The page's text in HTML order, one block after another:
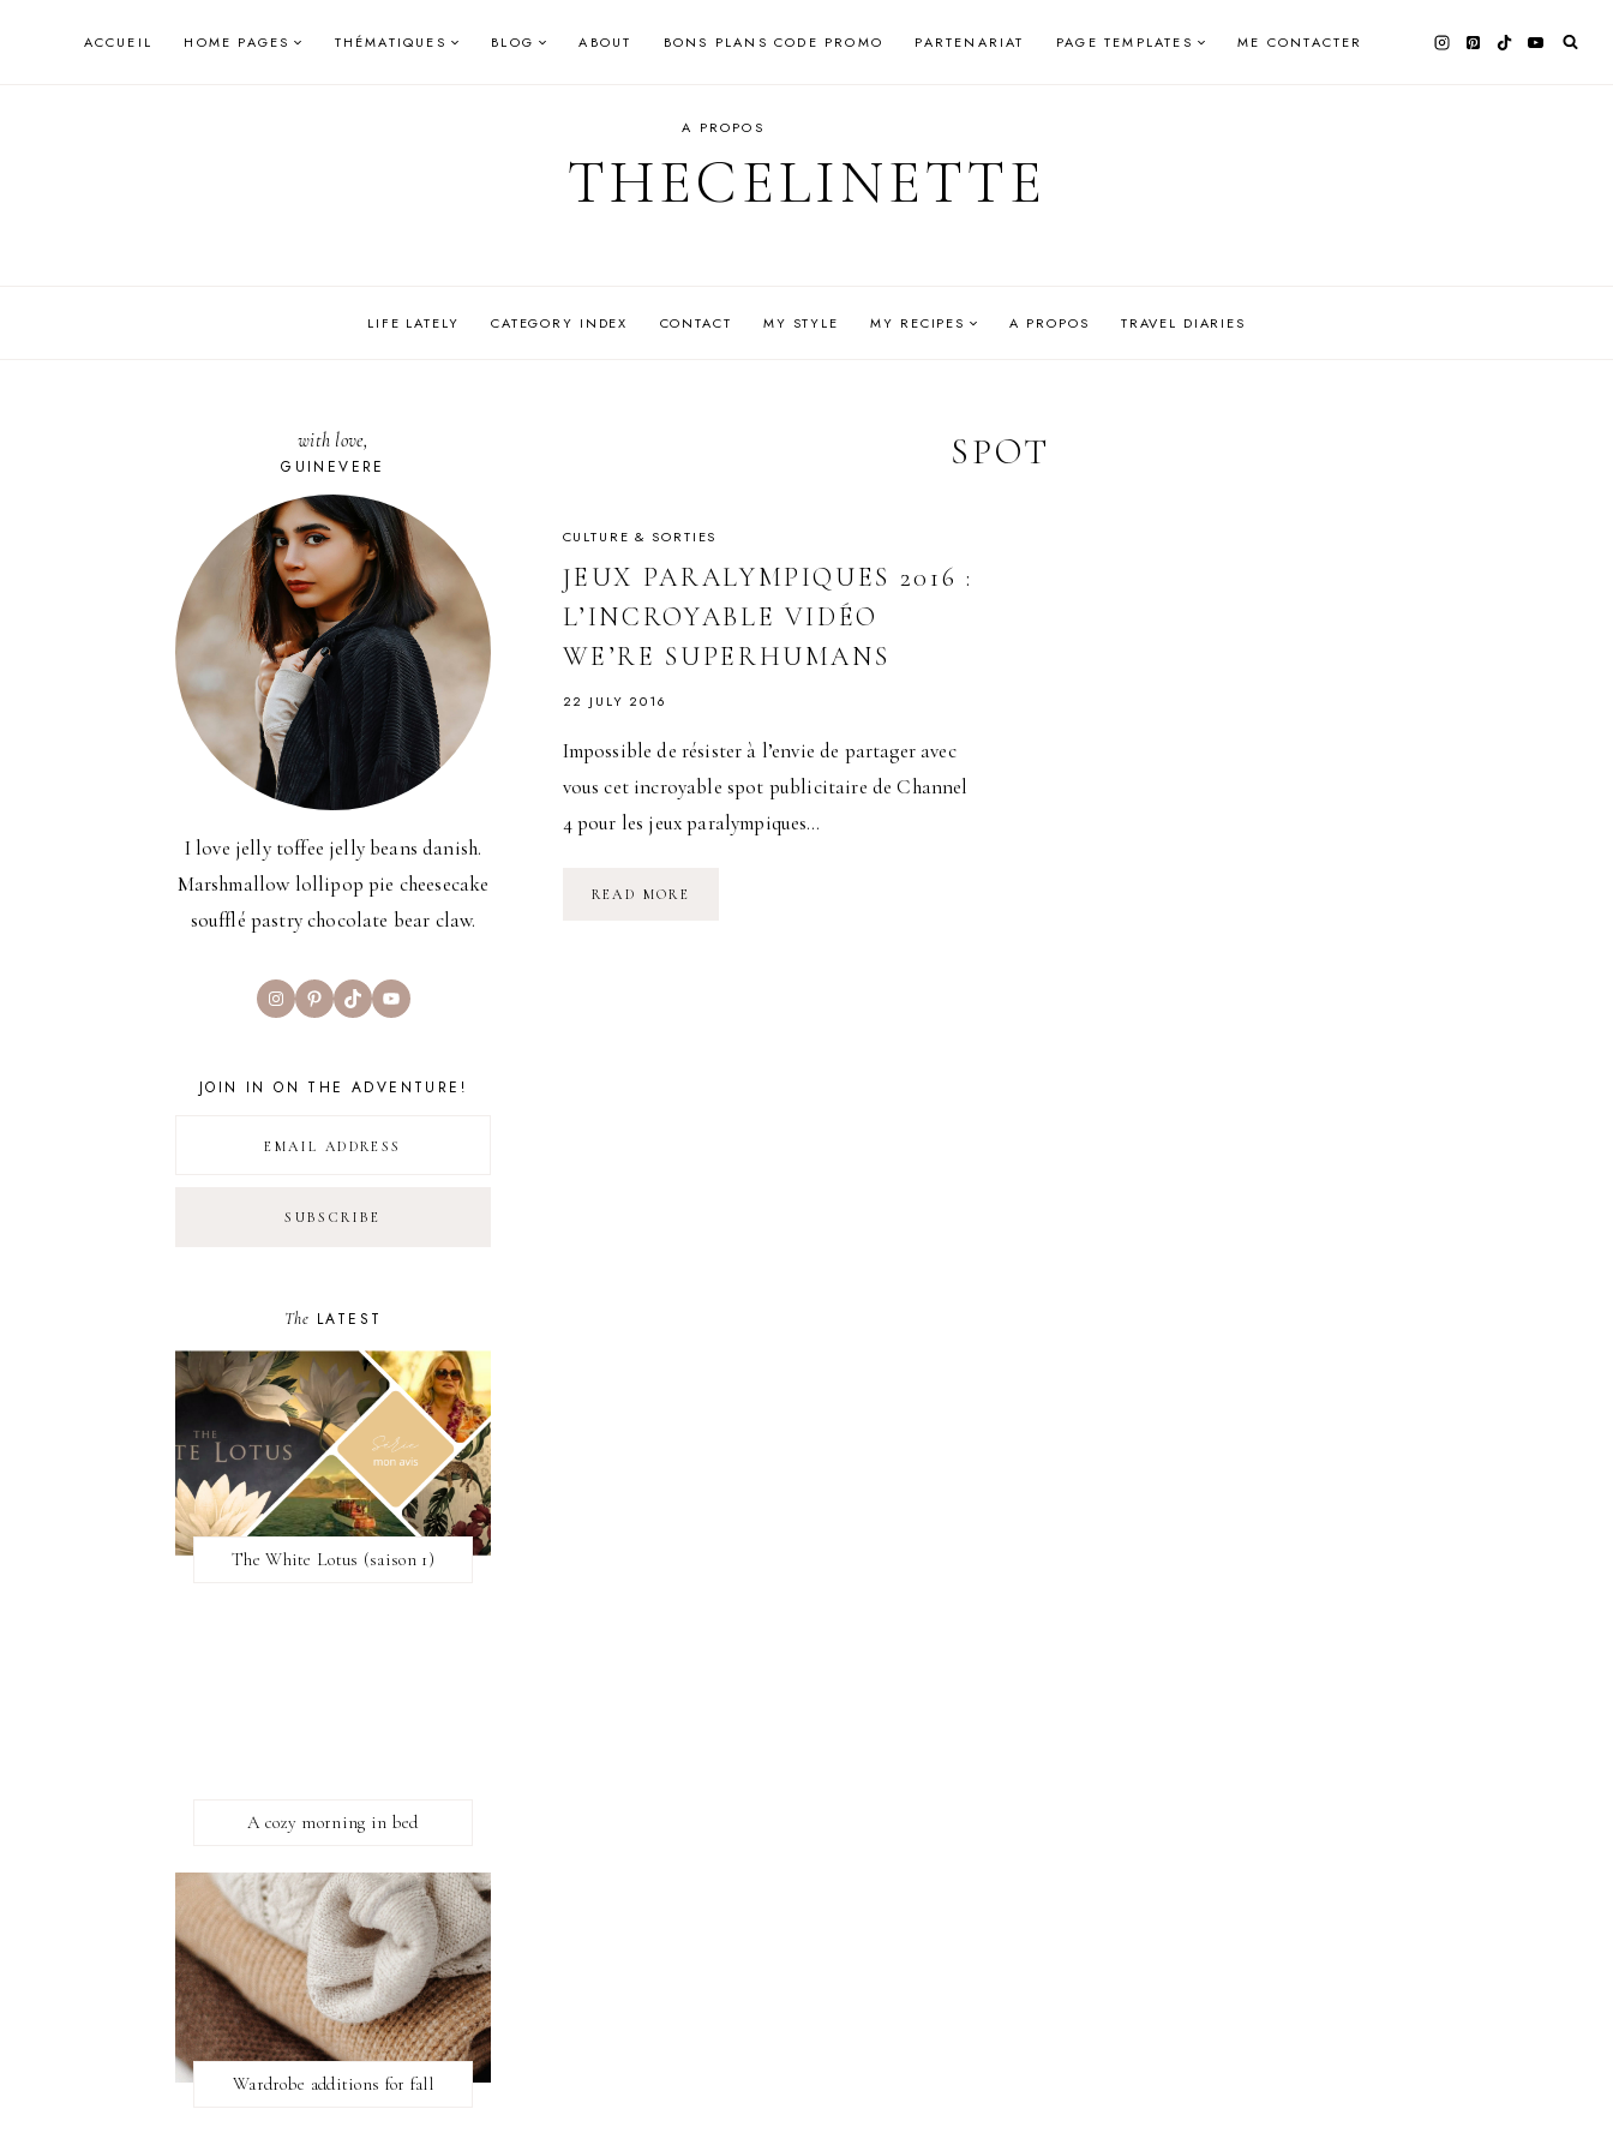
ACCUEIL HOME PAGES THÉMATIQUES BLOG ABOUT BONS PLANS CODE PROMO PARTENARIAT PAGE TEMPLATES ME CONTACTER
A PROPOS
THECELINETTE
LIFE LATELY CATEGORY INDEX CONTACT MY STYLE MY RECIPES A PROPOS TRAVEL DIARIES
SPOT
CULTURE & SORTIES
JEUX PARALYMPIQUES 2016 :
L’INCROYABLE VIDÉO
WE’RE SUPERHUMANS
22 JULY 2016
Impossible de résister à l’envie de partager avec
vous cet incroyable spot publicitaire de Channel
4 pour les jeux paralympiques…
READ MORE
with love,
GUINEVERE
I love jelly toffee jelly beans danish.
Marshmallow lollipop pie cheesecake
soufflé pastry chocolate bear claw.
InstagramPinterest
TikTokYouTube
JOIN IN ON THE ADVENTURE!
The LATEST
The White Lotus (saison 1)
A cozy morning in bed
Wardrobe additions for fall